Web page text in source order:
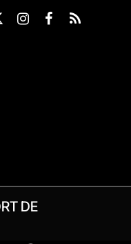
Instagram
Facebook
RSS
DE